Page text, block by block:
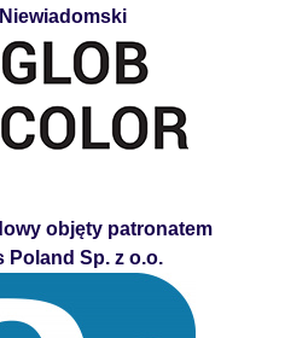
objęty patronatem
Poland Sp. z o.o.